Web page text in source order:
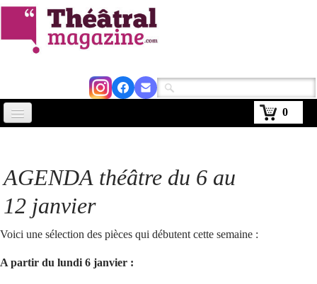
0
Critiques
AGENDA théâtre du 6 au
12 janvier
Voici une sélection des pièces qui débutent cette semaine :
A partir du lundi 6 janvier :